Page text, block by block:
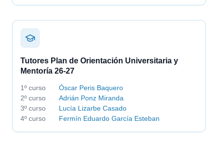
Tutores Plan de Orientación Universitaria y
Mentoría 26-27
1º curso
Óscar Peris Baquero
2º curso
Adrián Ponz Miranda
3º curso
Lucía Lizarbe Casado
4º curso
Fermín Eduardo García Esteban